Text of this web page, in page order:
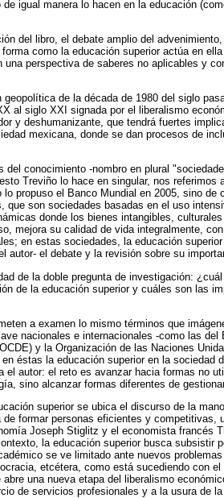
igual manera lo hacen en la educación
del libro, el debate amplio del
como la educación superior actúa en
perspectiva de saberes no aplicables y
geopolítica de la década de 1980 del siglo
al siglo XXI signada por el liberalismo
y deshumanizante, que tendrá fuertes
mexicana, donde se dan procesos de
conocimiento -nombro en plural
Treviño lo hace en singular, nos referimos
propuso el Banco Mundial en 2005, sino de
son sociedades basadas en el uso
donde los bienes intangibles,
mejora su calidad de vida integralmente,
en estas sociedades, la educación
autor- el debate y la revisión sobre su
de la doble pregunta de investigación:
de la educación superior y cuáles son las
a examen lo mismo términos que
nacionales e internacionales -como las del
y la Organización de las Naciones
éstas la educación superior en la sociedad
el autor: el reto es avanzar hacia formas no
sino alcanzar formas diferentes de
superior se ubica el discurso de la
formar personas eficientes y competitivas,
Joseph Stiglitz y el economista francés
la educación superior busca subsistir
se ve limitado ante nuevos
etcétera, como está sucediendo con el
una nueva etapa del liberalismo
de servicios profesionales y a la usura de